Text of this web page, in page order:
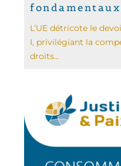
fondamentaux
L’UE détricote le
I, privilégiant la
droits...